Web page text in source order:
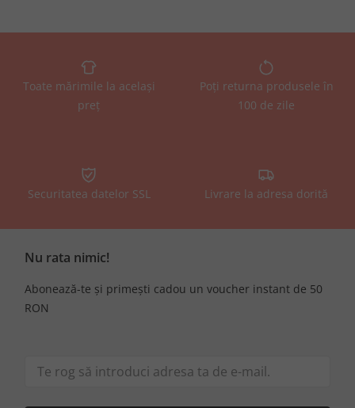
Toate mărimile la același
preț
Poți returna produsele în
100 de zile
Securitatea datelor SSL Livrare la adresa dorită
Nu rata nimic!
Abonează-te și primești cadou un voucher instant de 50
RON